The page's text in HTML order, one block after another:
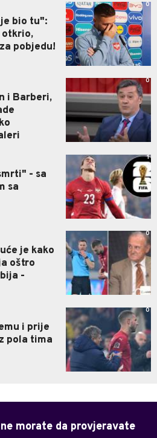
bio tu":
pobjedu!
0
i Barberi,
0
- sa
sa
1
je kako
oštro
-
0
i prije
pola tima
0
morate da provjeravate